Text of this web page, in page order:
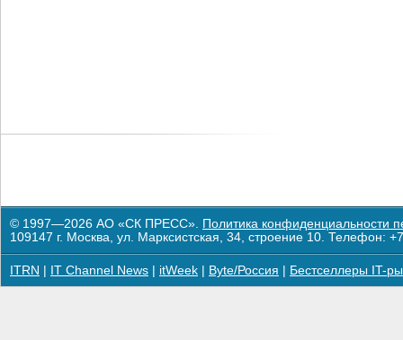
© 1997—2026 АО «СК ПРЕСС». Политика конфиденциальности
109147 г. Москва, ул. Марксистская, 34, строение 10. Телефон:
ITRN IT Channel News itWeek Byte/Россия Бестселлеры IT-